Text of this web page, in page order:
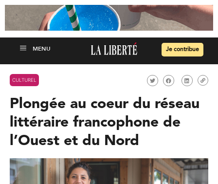
Je contribue
CULTUREL
Plongée au coeur du réseau
littéraire francophone de
l’Ouest et du Nord